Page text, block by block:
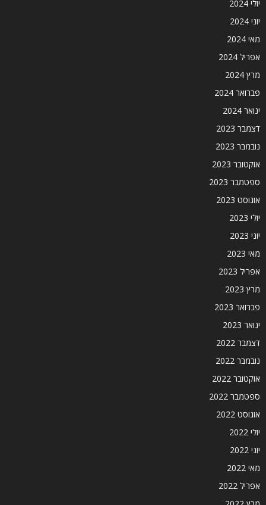
יולי 2024
יוני 2024
מאי 2024
אפריל 2024
מרץ 2024
פברואר 2024
ינואר 2024
דצמבר 2023
נובמבר 2023
אוקטובר 2023
ספטמבר 2023
אוגוסט 2023
יולי 2023
יוני 2023
מאי 2023
אפריל 2023
מרץ 2023
פברואר 2023
ינואר 2023
דצמבר 2022
נובמבר 2022
אוקטובר 2022
ספטמבר 2022
אוגוסט 2022
יולי 2022
יוני 2022
מאי 2022
אפריל 2022